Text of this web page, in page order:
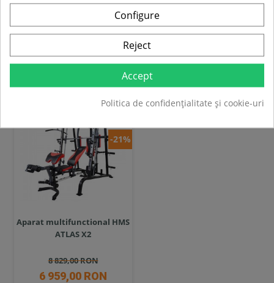
Compara Compara
SUPER
PRET
-21%
Aparat multifunctional HMS
ATLAS X2
8 829,00 RON
6 959,00 RON
Configure
Reject
Accept
Politica de confidențialitate și cookie-uri